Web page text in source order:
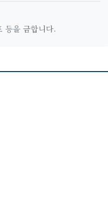
등을 금합니다.